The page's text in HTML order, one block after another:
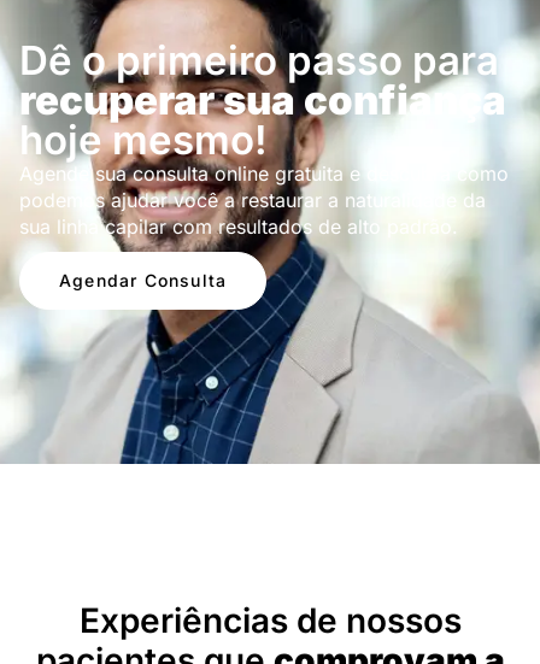
Dê o primeiro passo para
recuperar sua confiança
hoje mesmo!
Agende sua consulta online gratuita e descubra como
podemos ajudar você a restaurar a naturalidade da
sua linha capilar com resultados de alto padrão.
Agendar Consulta
Experiências de nossos